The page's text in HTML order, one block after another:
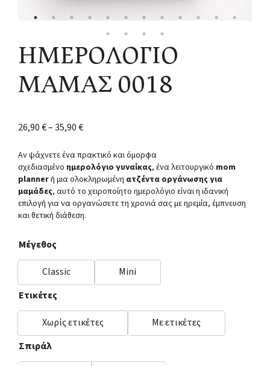
ΗΜΕΡΟΛΟΓΙΟ
ΜΑΜΑΣ 0018
26,90€–35,90€
Αν ψάχνετε ένα πρακτικό και όμορφα
σχεδιασμένο ημερολόγιο γυναίκας, ένα λειτουργικό mom
plannerή μια ολοκληρωμένη ατζέντα οργάνωσης για
μαμάδες, αυτό το χειροποίητο ημερολόγιο είναι η ιδανική
επιλογή για να οργανώσετε τη χρονιά σας με ηρεμία, έμπνευση
και θετική διάθεση.
Μέγεθος
Classic
Mini
Ετικέτες
Χωρίς ετικέτες
Με ετικέτες
Σπιράλ